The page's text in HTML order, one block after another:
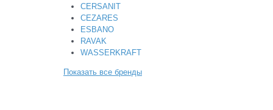
CERSANIT
CEZARES
ESBANO
RAVAK
WASSERKRAFT
Показать все бренды